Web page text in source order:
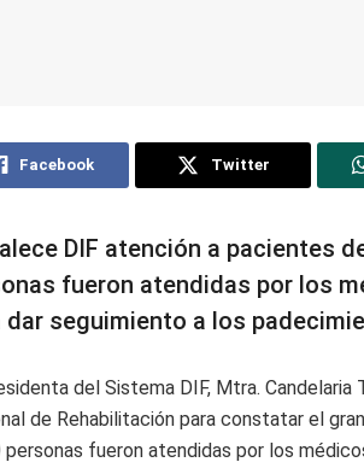
Facebook Twitter
DIF atención a pacientes
fueron atendidas por los
dar seguimiento a los
del Sistema DIF, Mtra.
de Rehabilitación para constatar el
personas fueron atendidas por los